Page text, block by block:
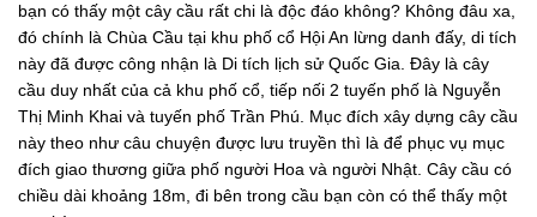
bạn có thấy một cây cầu rất chi là độc đáo không? Không đâu xa,
đó chính là Chùa Cầu tại khu phố cổ Hội An lừng danh đấy, di tích
này đã được công nhận là Di tích lịch sử Quốc Gia. Đây là cây
cầu duy nhất của cả khu phố cổ, tiếp nối 2 tuyến phố là Nguyễn
Thị Minh Khai và tuyến phố Trần Phú. Mục đích xây dựng cây cầu
này theo như câu chuyện được lưu truyền thì là để phục vụ mục
đích giao thương giữa phố người Hoa và người Nhật. Cây cầu có
chiều dài khoảng 18m, đi bên trong cầu bạn còn có thể thấy một